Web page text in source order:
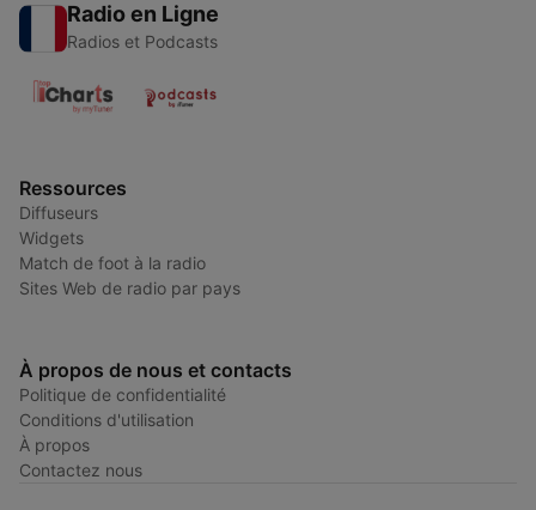
Radio en Ligne
Radios et Podcasts
Ressources
Diffuseurs
Widgets
Match de foot à la radio
Sites Web de radio par pays
À propos de nous et contacts
Politique de confidentialité
Conditions d'utilisation
À propos
Contactez nous